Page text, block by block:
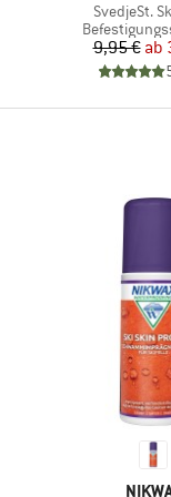
Artikel
SvedjeSt.
9,95 € ab